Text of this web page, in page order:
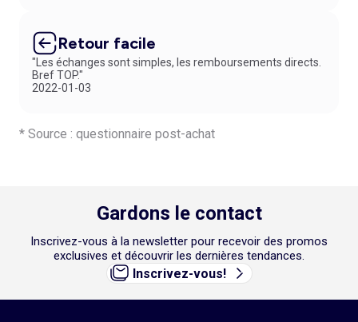
Retour facile
"Les échanges sont simples, les remboursements directs.
Bref TOP."
2022-01-03
* Source : questionnaire post-achat
Gardons le contact
Inscrivez-vous à la newsletter pour recevoir des promos
exclusives et découvrir les dernières tendances.
Inscrivez-vous!